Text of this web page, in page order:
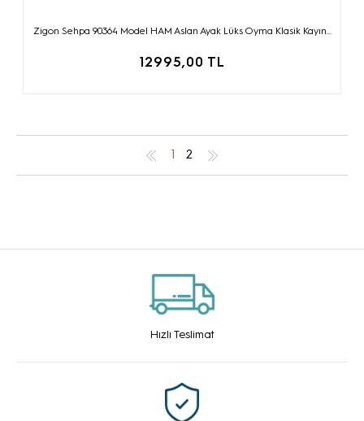
Zigon Sehpa 90364 Model HAM Aslan Ayak Lüks Oyma Klasik Kayın...
12995,00 TL
1 2
Hızlı Teslimat